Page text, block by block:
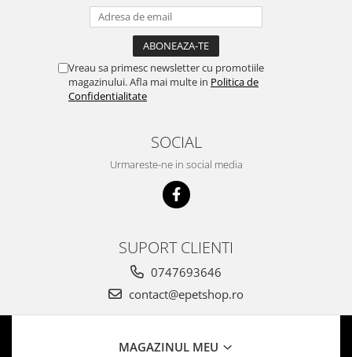
Vreau sa primesc newsletter cu promotiile
magazinului. Afla mai multe in Politica de
Confidentialitate
SOCIAL
Urmareste-ne in social media
SUPORT CLIENTI
0747693646
contact@epetshop.ro
MAGAZINUL MEU